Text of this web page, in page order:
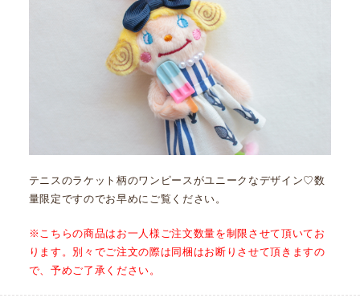
テニスのラケット柄のワンピースがユニークなデザイン♡数
量限定ですのでお早めにご覧ください。
※こちらの商品はお一人様ご注文数量を制限させて頂いてお
ります。別々でご注文の際は同梱はお断りさせて頂きますの
で、予めご了承ください。